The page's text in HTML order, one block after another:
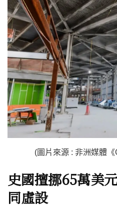
(圖片來源 : 非洲媒體
史國擅挪65萬美
同虛設